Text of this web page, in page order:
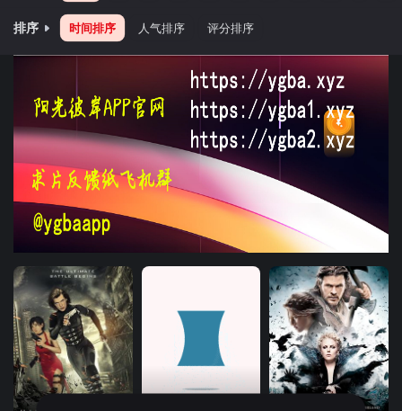
排序 时间排序 人气排序 评分排序